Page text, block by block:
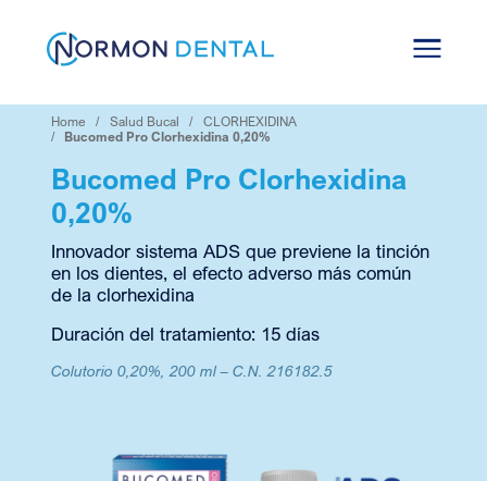
content
Home Salud Bucal
CLORHEXIDINA
Bucomed Pro Clorhexidina 0,20%
Bucomed Pro Clorhexidina
0,20%
Innovador sistema ADS que previene la tinción
en los dientes, el efecto adverso más común
de la clorhexidina
Duración del tratamiento: 15 días
Colutorio 0,20%, 200 ml– C.N. 216182.5